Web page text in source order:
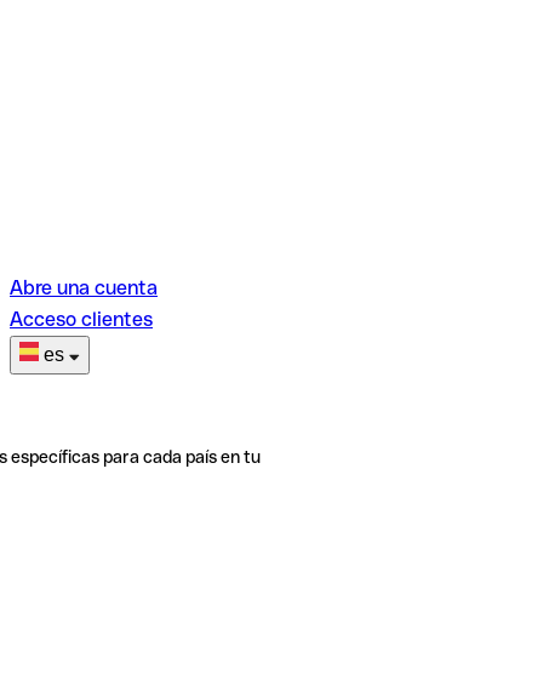
Abre una cuenta
Acceso clientes
es
específicas para cada país en tu